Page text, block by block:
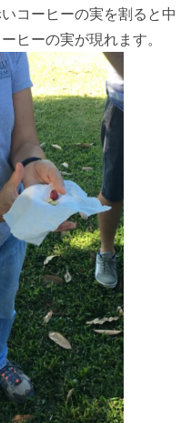
コーヒーの実を割ると中
ヒーの実が現れます。